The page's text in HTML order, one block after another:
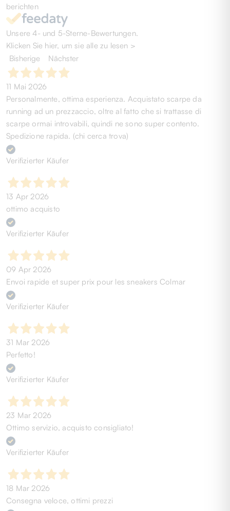
berichten
Unsere 4- und 5-Sterne-Bewertungen.
Klicken Sie hier, um sie alle zu lesen >
Bisherige
Nächster
11 Mai 2026
Personalmente, ottima esperienza. Acquistato scarpe da
running ad un prezzaccio, oltre al fatto che si trattasse di
scarpe ormai introvabili, quindi ne sono super contento.
Spedizione rapida. (chi cerca trova)
Verifizierter Käufer
13 Apr 2026
ottimo acquisto
Verifizierter Käufer
09 Apr 2026
Envoi rapide et super prix pour les sneakers Colmar
Verifizierter Käufer
31 Mar 2026
Perfetto!
Verifizierter Käufer
23 Mar 2026
Ottimo servizio, acquisto consigliato!
Verifizierter Käufer
18 Mar 2026
Consegna veloce, ottimi prezzi